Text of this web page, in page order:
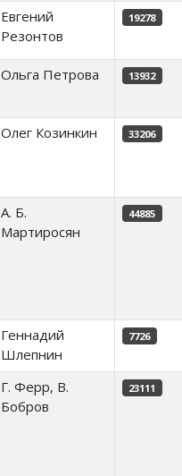
Евгений
Резонтов
19278
Ольга Петрова 13932
Олег Козинкин 33206
А. Б.
Мартиросян
44885
Геннадий
Шлепнин
7726
Г. Ферр, В.
Бобров
23111